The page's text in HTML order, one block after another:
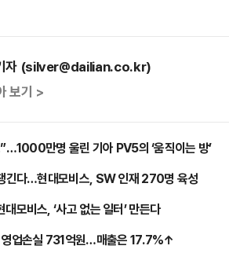
자 (silver@dailian.co.kr)
보기 >
만명 울린 기아 PV5의 ‘움직이는 방’
긴다…현대모비스, SW 인재 270명 육성
모비스, ‘사고 없는 일터’ 만든다
영업손실 731억원…매출은 17.7%↑